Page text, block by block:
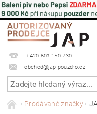
+420 603 150 730
obchod@jap-pouzdro.cz
Prodávané značky